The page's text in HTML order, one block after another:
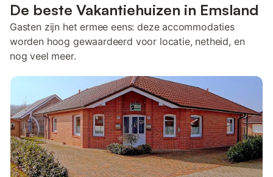
De beste Vakantiehuizen in Emsland
Gasten zijn het ermee eens: deze accommodaties
worden hoog gewaardeerd voor locatie, netheid, en
nog veel meer.